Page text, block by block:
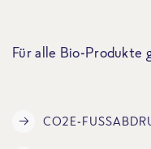
Für alle Bio-
CO2E-